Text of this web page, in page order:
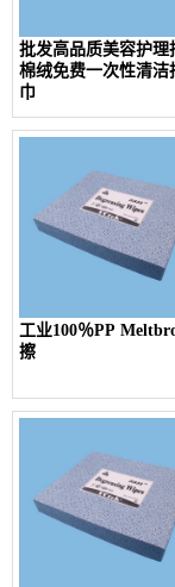
批发高品质美容护理
棉绒免费一次性清洁
巾
工业100％PP
擦